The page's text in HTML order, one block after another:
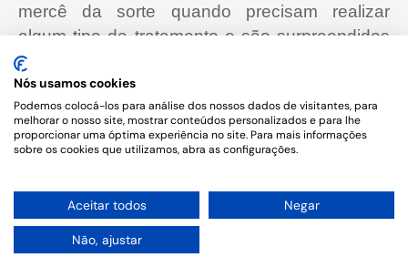
mercê da sorte quando precisam realizar
algum tipo de tratamento e são surpreendidos
pela recusa/demora na autorização do
procedimento.
Copyright © 2026. All rights reserved.
Nós usamos cookies
Podemos colocá-los para análise dos nossos dados de visitantes, para
melhorar o nosso site, mostrar conteúdos personalizados e para lhe
proporcionar uma óptima experiência no site. Para mais informações
sobre os cookies que utilizamos, abra as configurações.
Aceitar todos Negar
Não, ajustar